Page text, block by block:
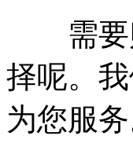
需要
择呢。
为您服